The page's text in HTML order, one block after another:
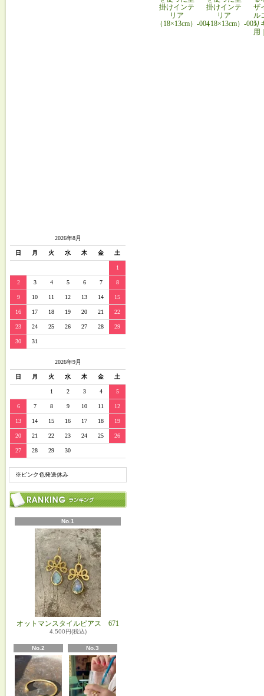
2026年8月
日 月 火 水 木 金 土
1
2 3 4 5 6 7 8
9 10 11 12 13 14 15
16 17 18 19 20 21 22
23 24 25 26 27 28 29
30 31
2026年9月
日 月 火 水 木 金 土
1 2 3 4 5
6 7 8 9 10 11 12
13 14 15 16 17 18 19
20 21 22 23 24 25 26
27 28 29 30
※ピンク色発送休み
No.1
オットマンスタイルピアス 671
4,500円(税込)
No.2 No.3
掛けインテ
リア
（18×13cm）-004
掛けインテ
リア
（18×13cm）-005
ザ
ル
り
用